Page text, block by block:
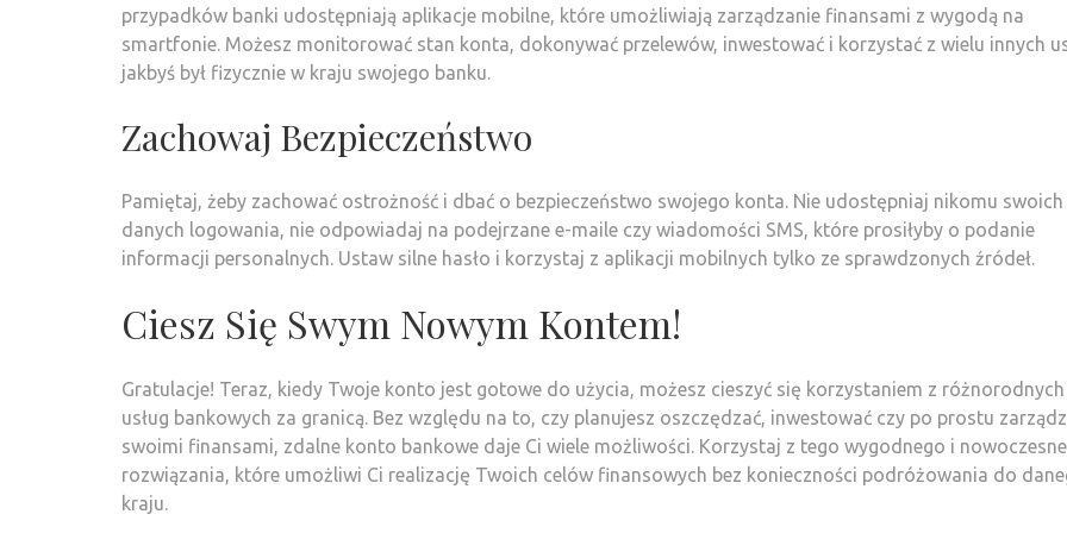
przypadków banki udostępniają aplikacje mobilne, które umożliwiają zarządzanie finansami z wygodą na
smartfonie. Możesz monitorować stan konta, dokonywać przelewów, inwestować i korzystać z wielu innych
jakbyś był fizycznie w kraju swojego banku.
Zachowaj Bezpieczeństwo
Pamiętaj, żeby zachować ostrożność i dbać o bezpieczeństwo swojego konta. Nie udostępniaj nikomu swoich
danych logowania, nie odpowiadaj na podejrzane e-maile czy wiadomości SMS, które prosiłyby o podanie
informacji personalnych. Ustaw silne hasło i korzystaj z aplikacji mobilnych tylko ze sprawdzonych źródeł.
Ciesz Się Swym Nowym Kontem!
Gratulacje! Teraz, kiedy Twoje konto jest gotowe do użycia, możesz cieszyć się korzystaniem z różnorodnych
usług bankowych za granicą. Bez względu na to, czy planujesz oszczędzać, inwestować czy po prostu
swoimi finansami, zdalne konto bankowe daje Ci wiele możliwości. Korzystaj z tego wygodnego i
rozwiązania, które umożliwi Ci realizację Twoich celów finansowych bez konieczności podróżowania do
kraju.